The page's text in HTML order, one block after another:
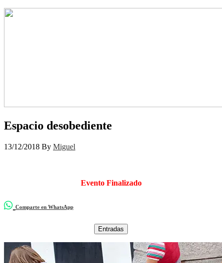
Espacio desobediente
13/12/2018 By Miguel
Evento Finalizado
Comparte en WhatsApp
Entradas